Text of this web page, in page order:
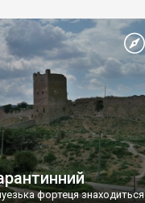
фортеця знаходиться